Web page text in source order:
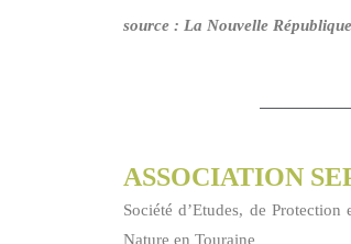
source : La Nouvelle
ASSOCIATION
Société d’Etudes, de Protection
Nature en Touraine